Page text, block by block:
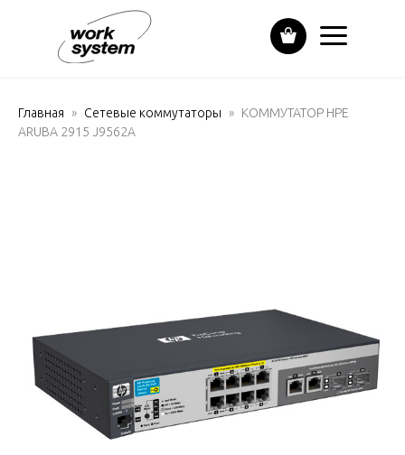
Главная Сетевые коммутаторы
КОММУТАТОР HPE
ARUBA 2915 J9562A